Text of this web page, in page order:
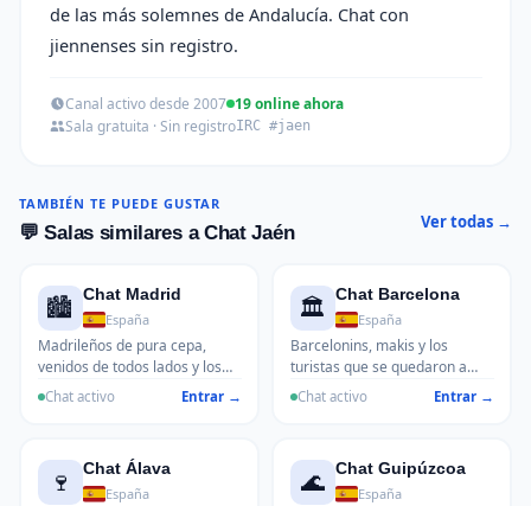
de las más solemnes de Andalucía. Chat con
jiennenses sin registro.
Canal activo desde 2007 19 online ahora
Sala gratuita · Sin registroIRC #jaen
TAMBIÉN TE PUEDE GUSTAR
💬 Salas similares a Chat Jaén
Ver todas →
🏙️
Chat Madrid
España
Madrileños de pura cepa,
venidos de todos lados y los
que ahora viven en Madrid
Madrid es un mérito en sí
mismo.
Chat activo Entrar →
🏛️
Chat Barcelona
España
Barcelonins, makis y los
turistas que se quedaron a
vivir. El Barça, la política, el
vibrante del Mediterráneo.
Chat activo Entrar →
🍷
Chat Álava
España
🌊 Chat Guipúzcoa
España